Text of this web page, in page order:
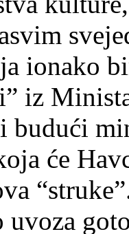
ionako
iz
budući
će
uvoza